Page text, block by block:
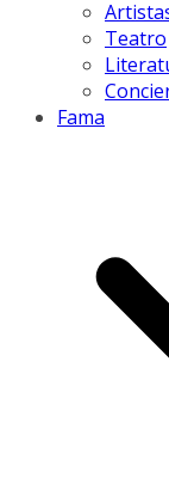
Teatro
Fama